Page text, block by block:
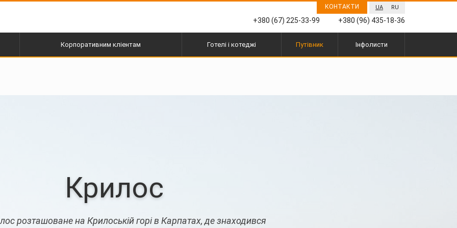
UA RU
КОНТАКТИ
+380 (67) 225-33-99 +380 (96) 435-18-36
Корпоративним кліентам Готелі і котеджі Путівник Інфолисти
Крилос
розташоване на Крилоській горі в Карпатах, де знаходився